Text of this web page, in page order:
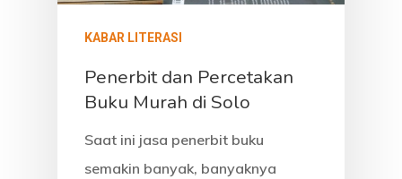
KABAR LITERASI
Penerbit dan Percetakan
Buku Murah di Solo
Saat ini jasa penerbit buku
semakin banyak, banyaknya